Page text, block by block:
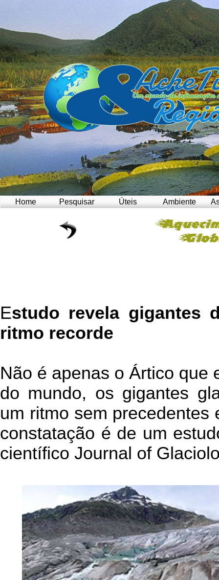
Home Pesquisar Úteis Ambiente
Estudo revela gigantes
ritmo recorde
Não é apenas o Ártico que
do mundo, os gigantes
um ritmo sem precedentes
constatação é de um
científico Journal of